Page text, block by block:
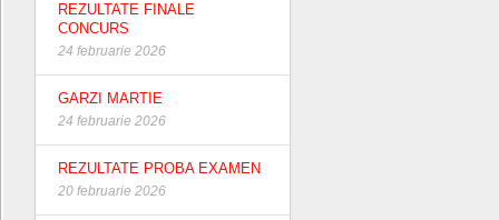
REZULTATE FINALE
CONCURS
24 februarie 2026
GARZI MARTIE
24 februarie 2026
REZULTATE PROBA EXAMEN
20 februarie 2026